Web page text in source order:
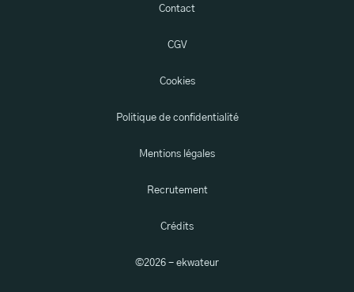
Contact
CGV
Cookies
Politique de confidentialité
Mentions légales
Recrutement
Crédits
©2026 - ekwateur